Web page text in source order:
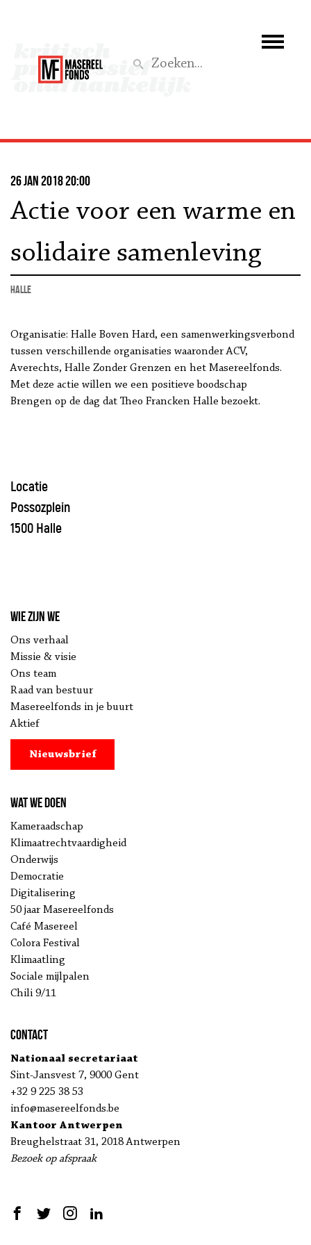
Wat we doen
Aktief
26 jan 2018 20:00
Actie voor een warme en
solidaire samenleving
Halle
Organisatie: Halle Boven Hard, een samenwerkingsverbond
tussen verschillende organisaties waaronder ACV,
Averechts, Halle Zonder Grenzen en het Masereelfonds.
Met deze actie willen we een positieve boodschap
Brengen op de dag dat Theo Francken Halle bezoekt.
Locatie
Possozplein
1500 Halle
Wie zijn we
Ons verhaal
Missie & visie
Ons team
Raad van bestuur
Masereelfonds in je buurt
Aktief
Nieuwsbrief
Wat we doen
Kameraadschap
Klimaatrechtvaardigheid
Onderwijs
Democratie
Digitalisering
50 jaar Masereelfonds
Café Masereel
Colora Festival
Klimaatling
Sociale mijlpalen
Chili 9/11
Contact
Nationaal secretariaat
Sint-Jansvest 7, 9000 Gent
+32 9 225 38 53
info@masereelfonds.be
Kantoor Antwerpen
Breughelstraat 31, 2018 Antwerpen
Bezoek op afspraak